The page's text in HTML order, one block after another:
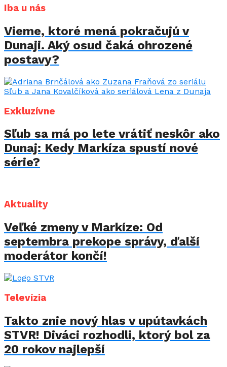
Iba u nás
Vieme, ktoré mená pokračujú v
Dunaji. Aký osud čaká ohrozené
postavy?
Exkluzívne
Sľub sa má po lete vrátiť neskôr ako
Dunaj: Kedy Markíza spustí nové
série?
Aktuality
Veľké zmeny v Markíze: Od
septembra prekope správy, ďalší
moderátor končí!
Televízia
Takto znie nový hlas v upútavkách
STVR! Diváci rozhodli, ktorý bol za
20 rokov najlepší